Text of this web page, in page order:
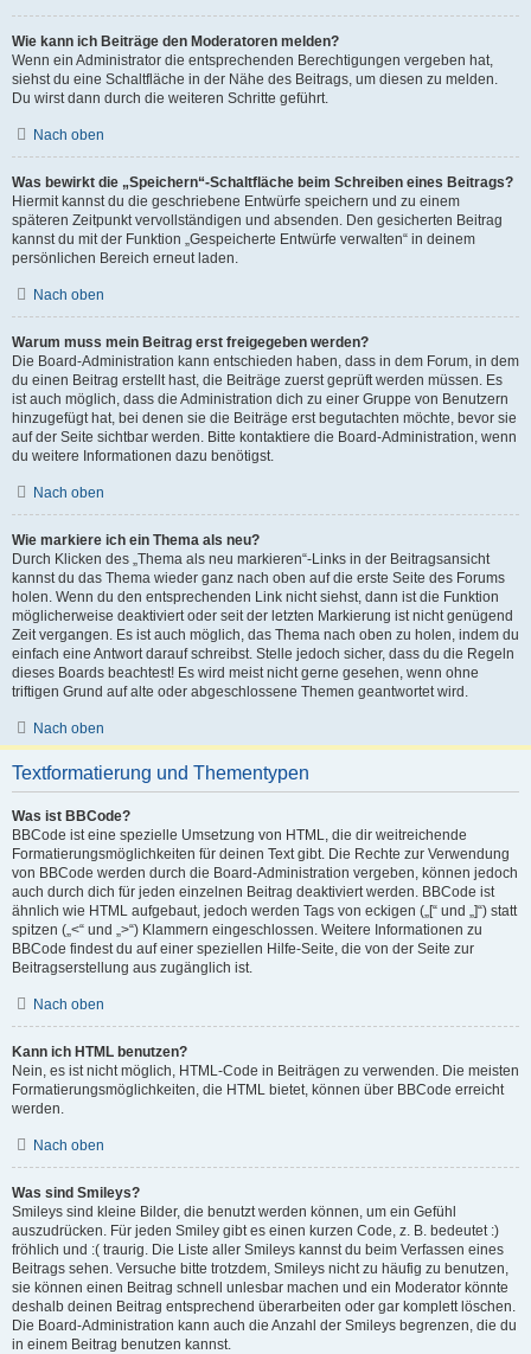
Wie kann ich Beiträge den Moderatoren melden?
Wenn ein Administrator die entsprechenden Berechtigungen vergeben hat,
siehst du eine Schaltfläche in der Nähe des Beitrags, um diesen zu melden.
Du wirst dann durch die weiteren Schritte geführt.
Nach oben
Was bewirkt die „Speichern“-Schaltfläche beim Schreiben eines Beitrags?
Hiermit kannst du die geschriebene Entwürfe speichern und zu einem
späteren Zeitpunkt vervollständigen und absenden. Den gesicherten Beitrag
kannst du mit der Funktion „Gespeicherte Entwürfe verwalten“ in deinem
persönlichen Bereich erneut laden.
Nach oben
Warum muss mein Beitrag erst freigegeben werden?
Die Board-Administration kann entschieden haben, dass in dem Forum, in dem
du einen Beitrag erstellt hast, die Beiträge zuerst geprüft werden müssen. Es
ist auch möglich, dass die Administration dich zu einer Gruppe von Benutzern
hinzugefügt hat, bei denen sie die Beiträge erst begutachten möchte, bevor sie
auf der Seite sichtbar werden. Bitte kontaktiere die Board-Administration, wenn
du weitere Informationen dazu benötigst.
Nach oben
Wie markiere ich ein Thema als neu?
Durch Klicken des „Thema als neu markieren“-Links in der Beitragsansicht
kannst du das Thema wieder ganz nach oben auf die erste Seite des Forums
holen. Wenn du den entsprechenden Link nicht siehst, dann ist die Funktion
möglicherweise deaktiviert oder seit der letzten Markierung ist nicht genügend
Zeit vergangen. Es ist auch möglich, das Thema nach oben zu holen, indem du
einfach eine Antwort darauf schreibst. Stelle jedoch sicher, dass du die Regeln
dieses Boards beachtest! Es wird meist nicht gerne gesehen, wenn ohne
triftigen Grund auf alte oder abgeschlossene Themen geantwortet wird.
Nach oben
Textformatierung und Thementypen
Was ist BBCode?
BBCode ist eine spezielle Umsetzung von HTML, die dir weitreichende
Formatierungsmöglichkeiten für deinen Text gibt. Die Rechte zur Verwendung
von BBCode werden durch die Board-Administration vergeben, können jedoch
auch durch dich für jeden einzelnen Beitrag deaktiviert werden. BBCode ist
ähnlich wie HTML aufgebaut, jedoch werden Tags von eckigen („[“ und „]“) statt
spitzen („<“ und „>“) Klammern eingeschlossen. Weitere Informationen zu
BBCode findest du auf einer speziellen Hilfe-Seite, die von der Seite zur
Beitragserstellung aus zugänglich ist.
Nach oben
Kann ich HTML benutzen?
Nein, es ist nicht möglich, HTML-Code in Beiträgen zu verwenden. Die meisten
Formatierungsmöglichkeiten, die HTML bietet, können über BBCode erreicht
werden.
Nach oben
Was sind Smileys?
Smileys sind kleine Bilder, die benutzt werden können, um ein Gefühl
auszudrücken. Für jeden Smiley gibt es einen kurzen Code, z. B. bedeutet :)
fröhlich und :( traurig. Die Liste aller Smileys kannst du beim Verfassen eines
Beitrags sehen. Versuche bitte trotzdem, Smileys nicht zu häufig zu benutzen,
sie können einen Beitrag schnell unlesbar machen und ein Moderator könnte
deshalb deinen Beitrag entsprechend überarbeiten oder gar komplett löschen.
Die Board-Administration kann auch die Anzahl der Smileys begrenzen, die du
in einem Beitrag benutzen kannst.